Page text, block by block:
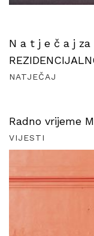
N a t j e č a j za
NATJEČAJ
Radno vrijeme
VIJESTI